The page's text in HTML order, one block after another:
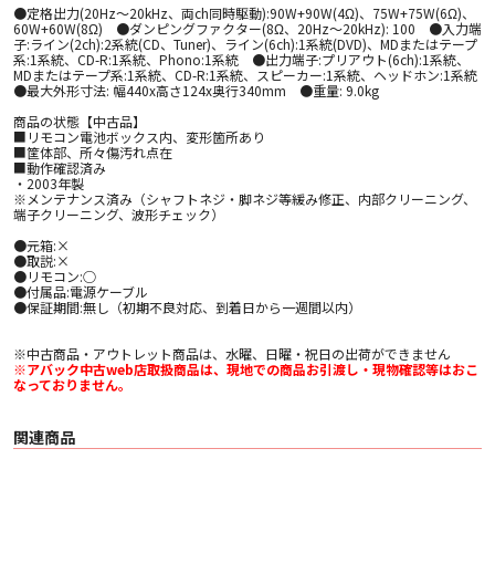
●定格出力(20Hz～20kHz、両ch同時駆動):90W+90W(4Ω)、75W+75W(6Ω)、
60W+60W(8Ω) ●ダンピングファクター(8Ω、20Hz～20kHz): 100 ●入力端
子:ライン(2ch):2系統(CD、Tuner)、ライン(6ch):1系統(DVD)、MDまたはテープ
系:1系統、CD-R:1系統、Phono:1系統 ●出力端子:プリアウト(6ch):1系統、
MDまたはテープ系:1系統、CD-R:1系統、スピーカー:1系統、ヘッドホン:1系統
●最大外形寸法: 幅440x高さ124x奥行340mm ●重量: 9.0kg
商品の状態【中古品】
■リモコン電池ボックス内、変形箇所あり
■筐体部、所々傷汚れ点在
■動作確認済み
・2003年製
※メンテナンス済み（シャフトネジ・脚ネジ等緩み修正、内部クリーニング、
端子クリーニング、波形チェック）
●元箱:×
●取説:×
●リモコン:○
●付属品:電源ケーブル
●保証期間:無し（初期不良対応、到着日から一週間以内）
※中古商品・アウトレット商品は、水曜、日曜・祝日の出荷ができません
※アバック中古web店取扱商品は、現地での商品お引渡し・現物確認等はおこ
なっておりません。
関連商品